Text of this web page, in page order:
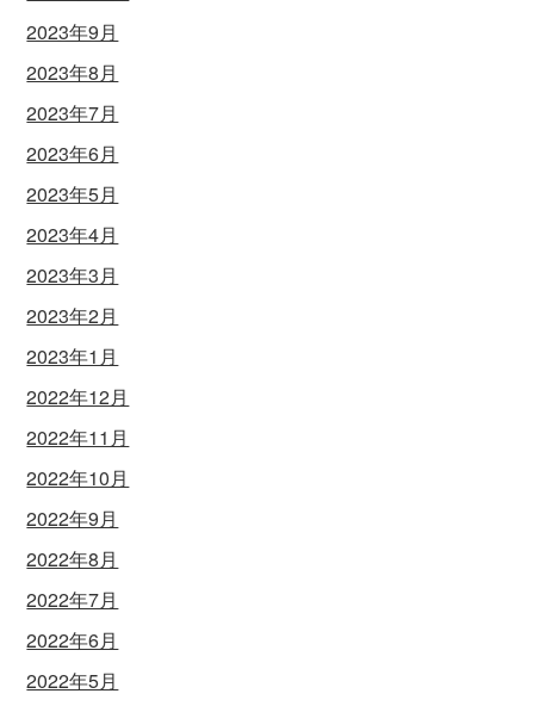
2023年9月
2023年8月
2023年7月
2023年6月
2023年5月
2023年4月
2023年3月
2023年2月
2023年1月
2022年12月
2022年11月
2022年10月
2022年9月
2022年8月
2022年7月
2022年6月
2022年5月